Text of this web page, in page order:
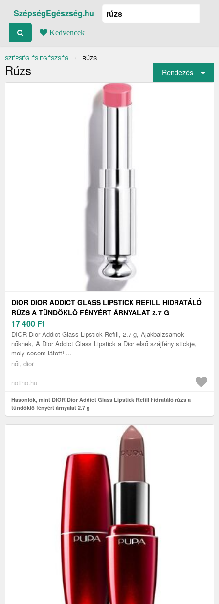
SzépségEgészség.hu
Kedvencek
SZÉPSÉG ÉS EGÉSZSÉG JELENLEGI:
RÚZS
Rúzs Rendezés
DIOR DIOR ADDICT GLASS LIPSTICK REFILL HIDRATÁLÓ
RÚZS A TÜNDÖKLŐ FÉNYÉRT ÁRNYALAT 2.7 G
17 400 Ft
DIOR Dior Addict Glass Lipstick Refill, 2.7 g, Ajakbalzsamok
nőknek, A Dior Addict Glass Lipstick a Dior első szájfény stickje,
mely sosem látott¹ ...
női, dior
notino.hu
Hasonlók, mint DIOR Dior Addict Glass Lipstick Refill hidratáló rúzs a
tündöklő fényért árnyalat 2.7 g